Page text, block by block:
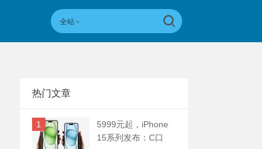
全站
热门文章
1
5999元起，iPhone
15系列发布：C口